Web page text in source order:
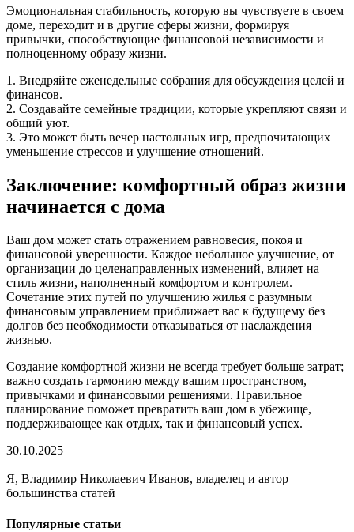
Эмоциональная стабильность, которую вы чувствуете в своем
доме, переходит и в другие сферы жизни, формируя
привычки, способствующие финансовой независимости и
полноценному образу жизни.
1. Внедряйте еженедельные собрания для обсуждения целей и
финансов.
2. Создавайте семейные традиции, которые укрепляют связи и
общий уют.
3. Это может быть вечер настольных игр, предпочитающих
уменьшение стрессов и улучшение отношений.
Заключение: комфортный образ жизни
начинается с дома
Ваш дом может стать отражением равновесия, покоя и
финансовой уверенности. Каждое небольшое улучшение, от
организации до целенаправленных изменений, влияет на
стиль жизни, наполненный комфортом и контролем.
Сочетание этих путей по улучшению жилья с разумным
финансовым управлением приближает вас к будущему без
долгов без необходимости отказываться от наслаждения
жизнью.
Создание комфортной жизни не всегда требует больше затрат;
важно создать гармонию между вашим пространством,
привычками и финансовыми решениями. Правильное
планирование поможет превратить ваш дом в убежище,
поддерживающее как отдых, так и финансовый успех.
30.10.2025
Я, Владимир Николаевич Иванов, владелец и автор
большинства статей
Популярные статьи